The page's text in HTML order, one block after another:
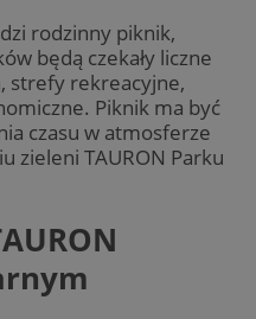
rodzinny piknik,
będą czekały liczne
strefy rekreacyjne,
Piknik ma być
czasu w atmosferze
zieleni TAURON Parku